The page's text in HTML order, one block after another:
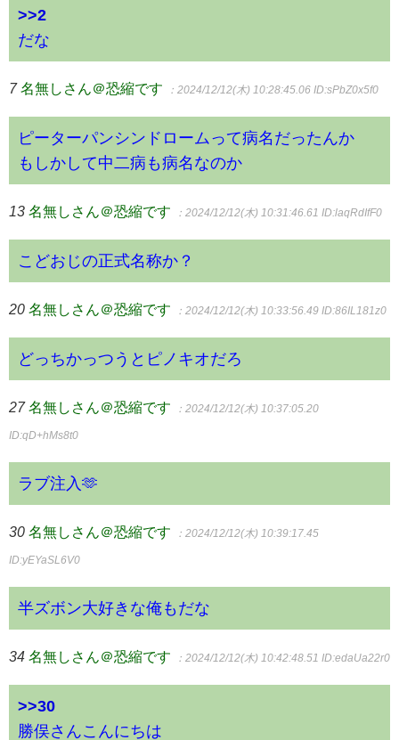
>>2
だな
7 名無しさん＠恐縮です ：2024/12/12(木) 10:28:45.06 ID:sPbZ0x5f0
ピーターパンシンドロームって病名だったんか
もしかして中二病も病名なのか
13 名無しさん＠恐縮です ：2024/12/12(木) 10:31:46.61 ID:laqRdIfF0
こどおじの正式名称か？
20 名無しさん＠恐縮です ：2024/12/12(木) 10:33:56.49 ID:86IL181z0
どっちかっつうとピノキオだろ
27 名無しさん＠恐縮です ：2024/12/12(木) 10:37:05.20
ID:qD+hMs8t0
ラブ注入🫶
30 名無しさん＠恐縮です ：2024/12/12(木) 10:39:17.45
ID:yEYaSL6V0
半ズボン大好きな俺もだな
34 名無しさん＠恐縮です ：2024/12/12(木) 10:42:48.51 ID:edaUa22r0
>>30
勝俣さんこんにちは